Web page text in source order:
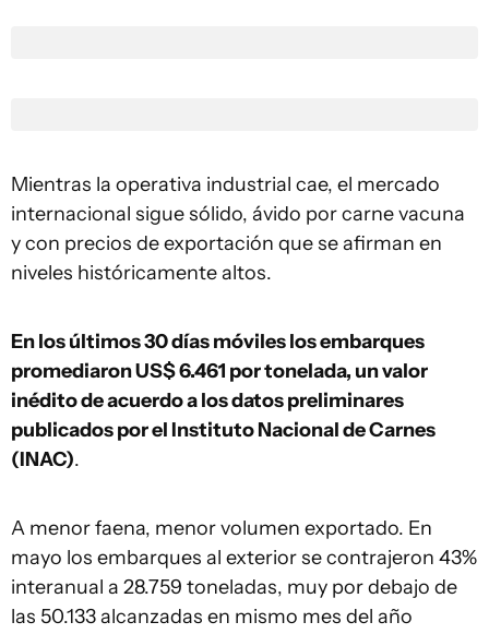
Mientras la operativa industrial cae, el mercado
internacional sigue sólido, ávido por carne vacuna
y con precios de exportación que se afirman en
niveles históricamente altos.
En los últimos 30 días móviles los embarques
promediaron US$ 6.461 por tonelada, un valor
inédito de acuerdo a los datos preliminares
publicados por el Instituto Nacional de Carnes
(INAC).
A menor faena, menor volumen exportado. En
mayo los embarques al exterior se contrajeron 43%
interanual a 28.759 toneladas, muy por debajo de
las 50.133 alcanzadas en mismo mes del año